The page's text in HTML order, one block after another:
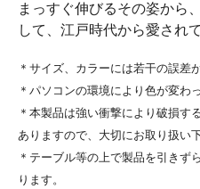
まっすぐ伸びるその姿から
して、江戸時代から愛され
＊サイズ、カラーには若干の誤差
＊パソコンの環境により色が変わ
＊本製品は強い衝撃により破損す
ありますので、大切にお取り扱い下
＊テーブル等の上で製品を引きず
ります。